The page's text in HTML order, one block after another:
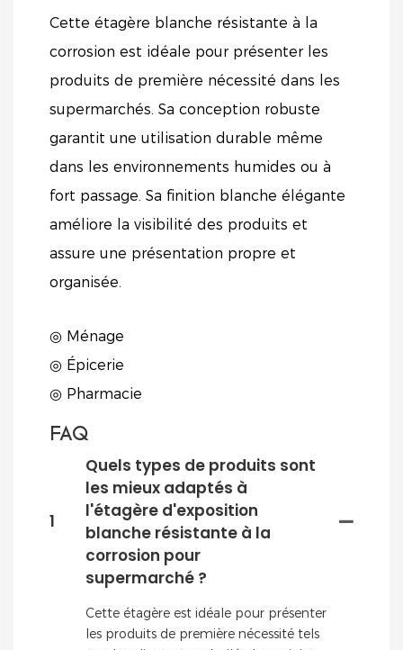
Cette étagère blanche résistante à la
corrosion est idéale pour présenter les
produits de première nécessité dans les
supermarchés. Sa conception robuste
garantit une utilisation durable même
dans les environnements humides ou à
fort passage. Sa finition blanche élégante
améliore la visibilité des produits et
assure une présentation propre et
organisée.
◎ Ménage
◎ Épicerie
◎ Pharmacie
FAQ
1
Quels types de produits sont
les mieux adaptés à
l'étagère d'exposition
blanche résistante à la
corrosion pour
supermarché ?
Cette étagère est idéale pour présenter
les produits de première nécessité tels